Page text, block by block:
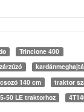
Trincione 400
140 cm
traktor
50 LE traktorhoz